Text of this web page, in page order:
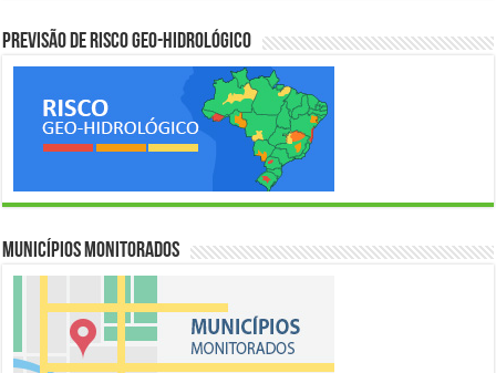
Previsão de Risco Geo-Hidrológico
Municípios Monitorados